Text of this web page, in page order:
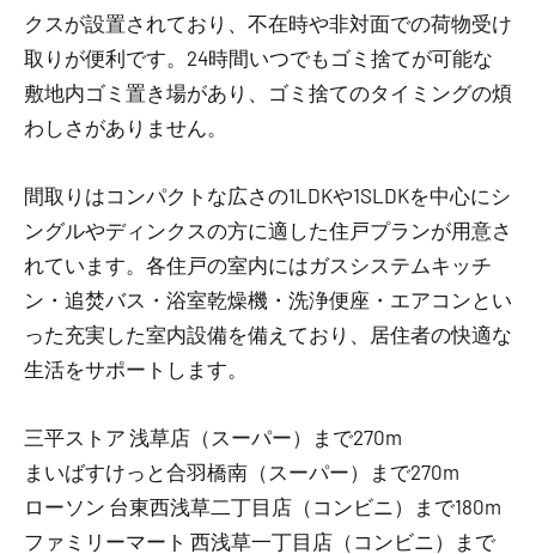
クスが設置されており、不在時や非対面での荷物受け
取りが便利です。24時間いつでもゴミ捨てが可能な
敷地内ゴミ置き場があり、ゴミ捨てのタイミングの煩
わしさがありません。
間取りはコンパクトな広さの1LDKや1SLDKを中心にシ
ングルやディンクスの方に適した住戸プランが用意さ
れています。各住戸の室内にはガスシステムキッチ
ン・追焚バス・浴室乾燥機・洗浄便座・エアコンとい
った充実した室内設備を備えており、居住者の快適な
生活をサポートします。
三平ストア 浅草店（スーパー）まで270m
まいばすけっと合羽橋南（スーパー）まで270m
ローソン 台東西浅草二丁目店（コンビニ）まで180m
ファミリーマート 西浅草一丁目店（コンビニ）まで